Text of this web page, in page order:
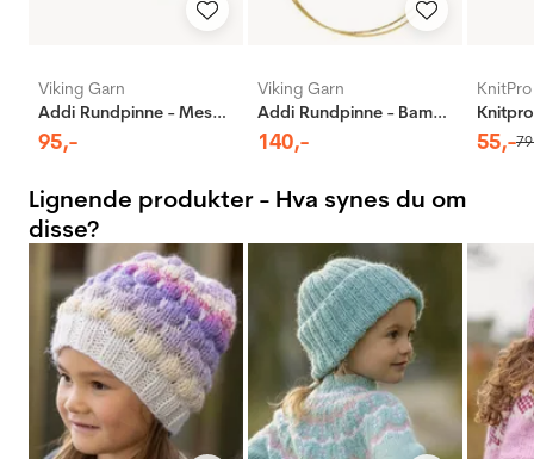
Viking Garn
Addi Rundpinne - Messing
95,-
Viking Garn
Addi Rundpinne - Bambus
140,-
KnitPro
55,-79
Lignende produkter - Hva synes du om
disse?